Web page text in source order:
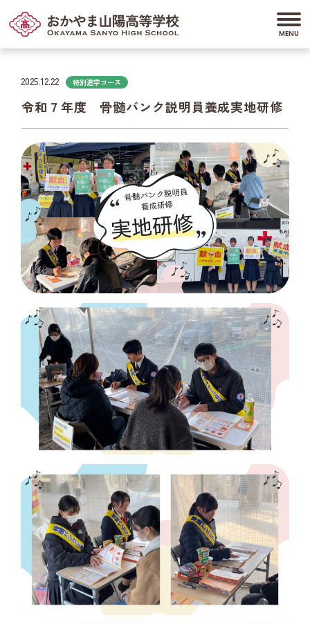
2025.12.22 特別進学コース
令和７年度 骨髄バンク説明員養成実地研修